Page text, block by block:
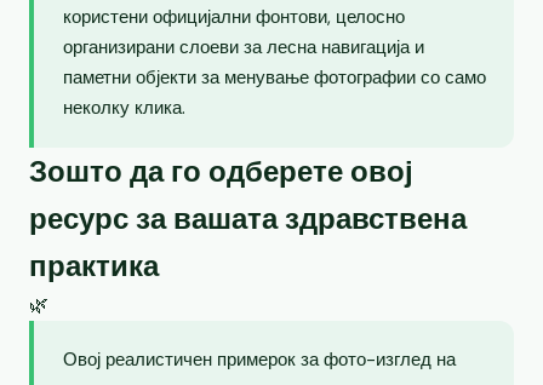
користени официјални фонтови, целосно
организирани слоеви за лесна навигација и
паметни објекти за менување фотографии со само
неколку клика.
Зошто да го одберете овој
ресурс за вашата здравствена
практика
🌿
Овој реалистичен примерок за фото-изглед на